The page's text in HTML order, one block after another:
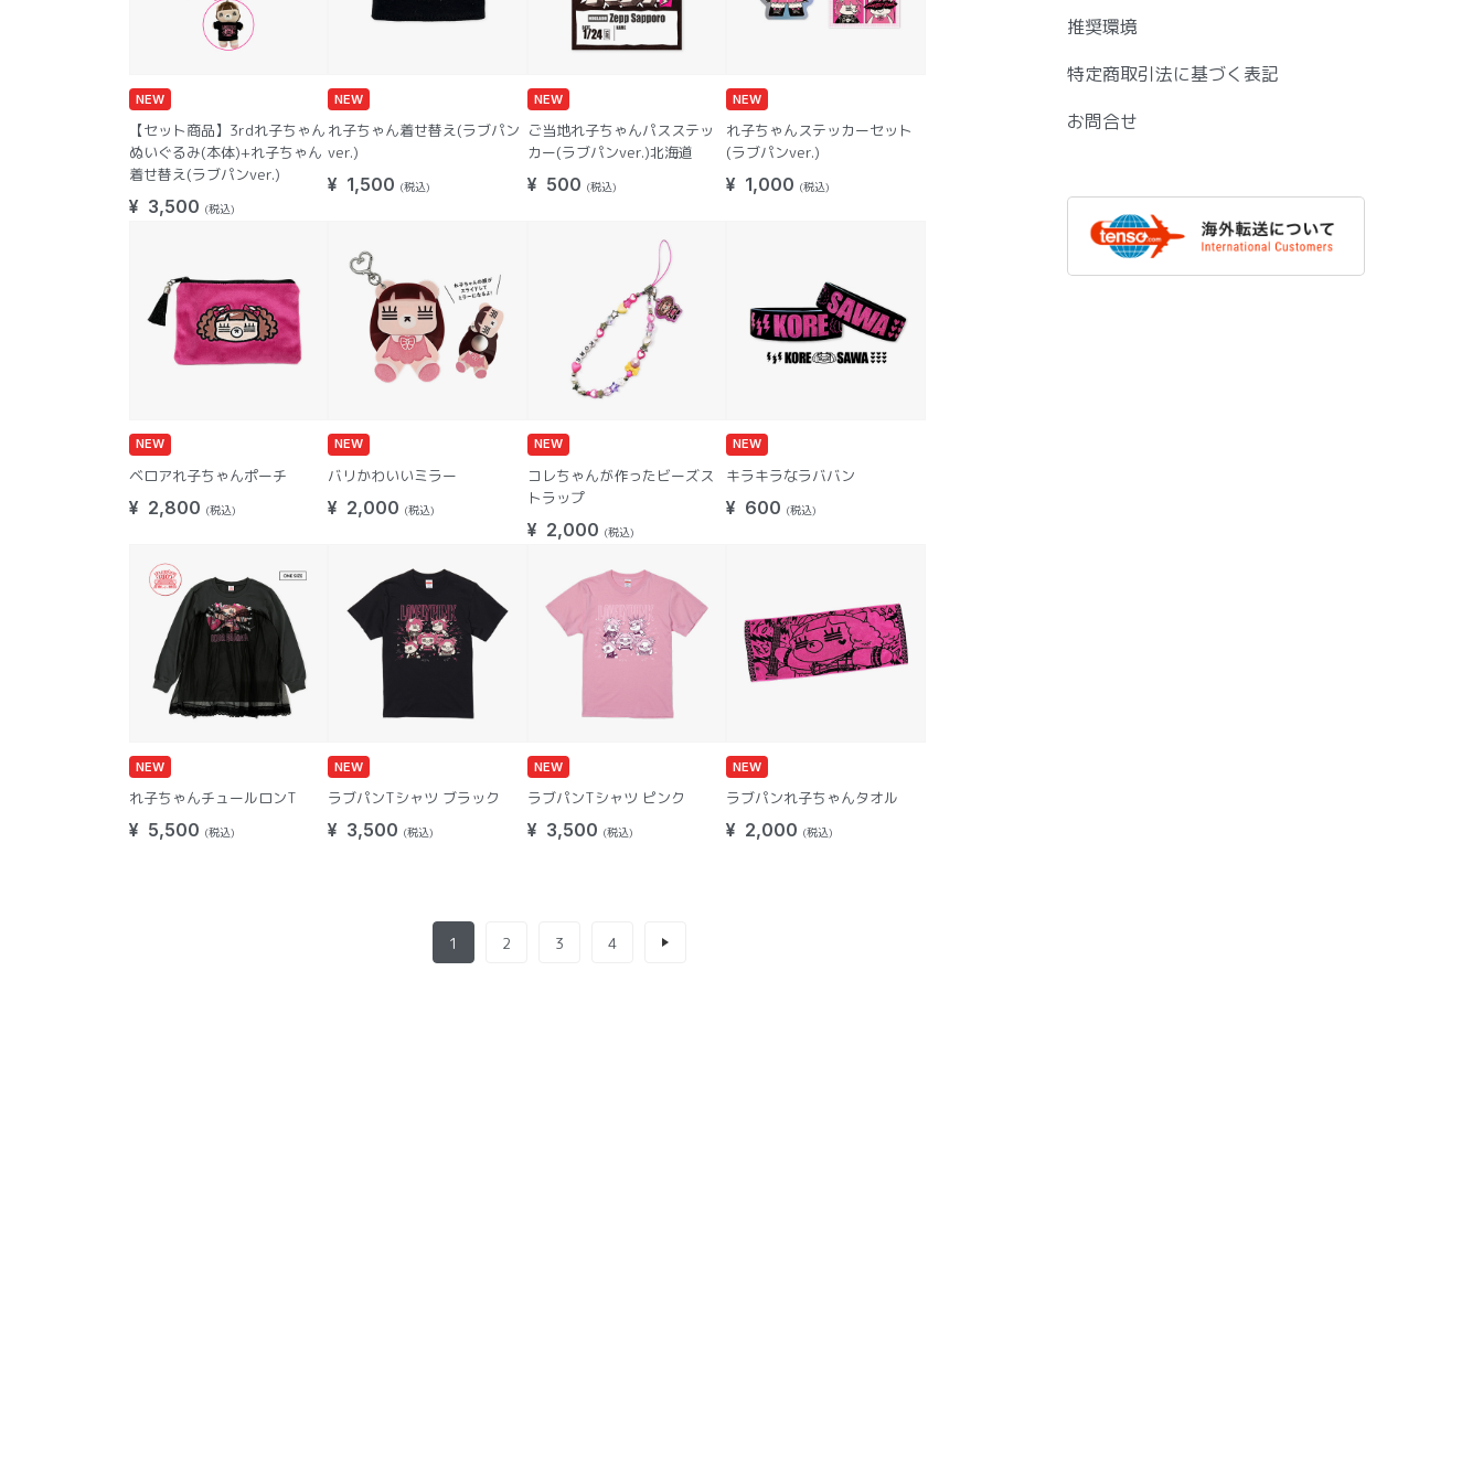
推奨環境
特定商取引法に基づく表記
お問合せ
NEW
【セット商品】3rdれ子ちゃん
ぬいぐるみ(本体)+れ子ちゃん
着せ替え(ラブパンver.)
¥ 3,500 (税込)
NEW
れ子ちゃん着せ替え(ラブパン
ver.)
¥ 1,500 (税込)
NEW
ご当地れ子ちゃんパスステッ
カー(ラブパンver.)北海道
¥ 500 (税込)
NEW
れ子ちゃんステッカーセット
(ラブパンver.)
¥ 1,000 (税込)
NEW
ベロアれ子ちゃんポーチ
¥ 2,800 (税込)
NEW
バリかわいいミラー
¥ 2,000 (税込)
NEW
コレちゃんが作ったビーズス
トラップ
¥ 2,000 (税込)
NEW
キラキラなラババン
¥ 600 (税込)
NEW
れ子ちゃんチュールロンT
¥ 5,500 (税込)
NEW
ラブパンTシャツ ブラック
¥ 3,500 (税込)
NEW
ラブパンTシャツ ピンク
¥ 3,500 (税込)
NEW
ラブパンれ子ちゃんタオル
¥ 2,000 (税込)
1 2 3 4